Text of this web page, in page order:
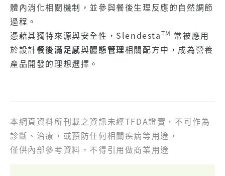
體內消化相關機制，並參與餐後生理反應的自然調節
過程。
憑藉其獨特來源與安全性，SlendestaTM 常被應用
於設計餐後滿足感與體態管理相關配方中，成為營養
產品開發的理想選擇。
本網頁資料所刊載之資訊未經TFDA證實，不可作為
診斷、治療，或預防任何相關疾病等用途，
僅供內部參考資料，不得引用做商業用途